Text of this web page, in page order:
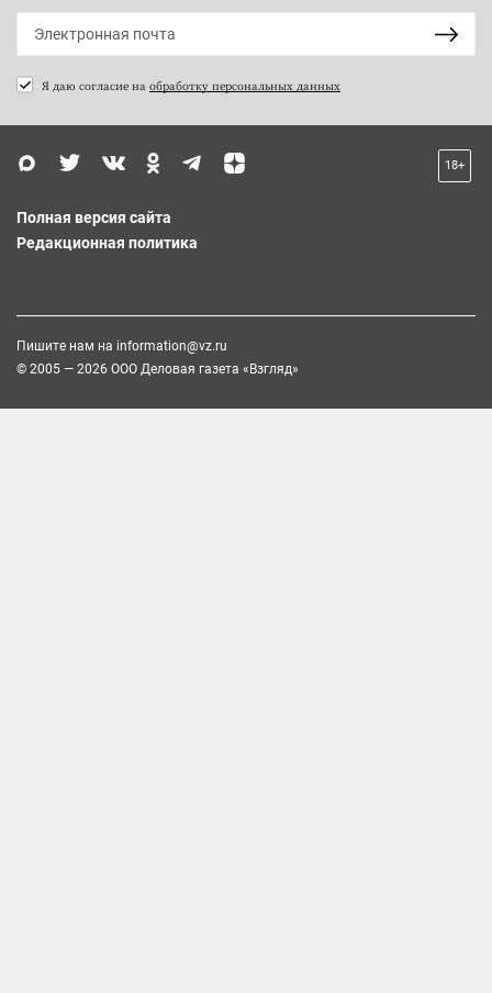
Я даю согласие на обработку персональных данных
18+
Полная версия сайта
Редакционная политика
Пишите нам на information@vz.ru
© 2005 — 2026 ООО Деловая газета «Взгляд»